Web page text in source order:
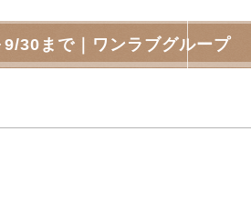
30まで｜ワンラブグループ